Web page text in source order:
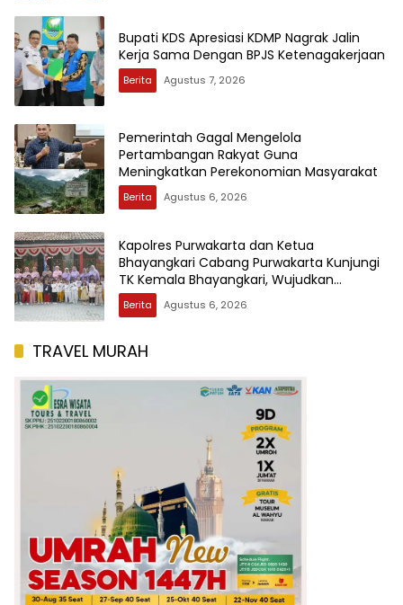
Bupati KDS Apresiasi KDMP Nagrak Jalin
Kerja Sama Dengan BPJS Ketenagakerjaan
Berita Agustus 7, 2026
Pemerintah Gagal Mengelola
Pertambangan Rakyat Guna
Meningkatkan Perekonomian Masyarakat
Berita Agustus 6, 2026
Kapolres Purwakarta dan Ketua
Bhayangkari Cabang Purwakarta Kunjungi
TK Kemala Bhayangkari, Wujudkan
Kepedulian Terhadap Pendidikan Anak Usia
Dini
Berita Agustus 6, 2026
TRAVEL MURAH